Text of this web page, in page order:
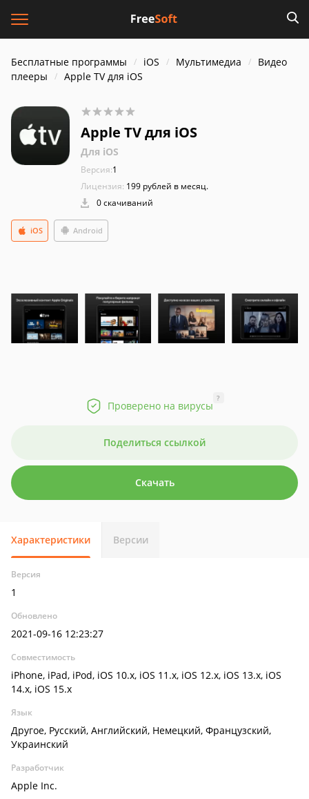
Бесплатные программы iOS Мультимедиа
Видео
плееры
Apple TV для iOS
Apple TV для iOS
Для iOS
Версия:1
Лицензия: 199 рублей в месяц.
0 скачиваний
Android
iOS
Проверено на вирусы
?
Поделиться ссылкой
Скачать
Характеристики Версии
Версия
1
Обновлено
2021-09-16 12:23:27
Совместимость
iPhone, iPad, iPod, iOS 10.x, iOS 11.x, iOS 12.x, iOS 13.x, iOS
14.x, iOS 15.x
Язык
Другое, Русский, Английский, Немецкий, Французский,
Украинский
Разработчик
Apple Inc.